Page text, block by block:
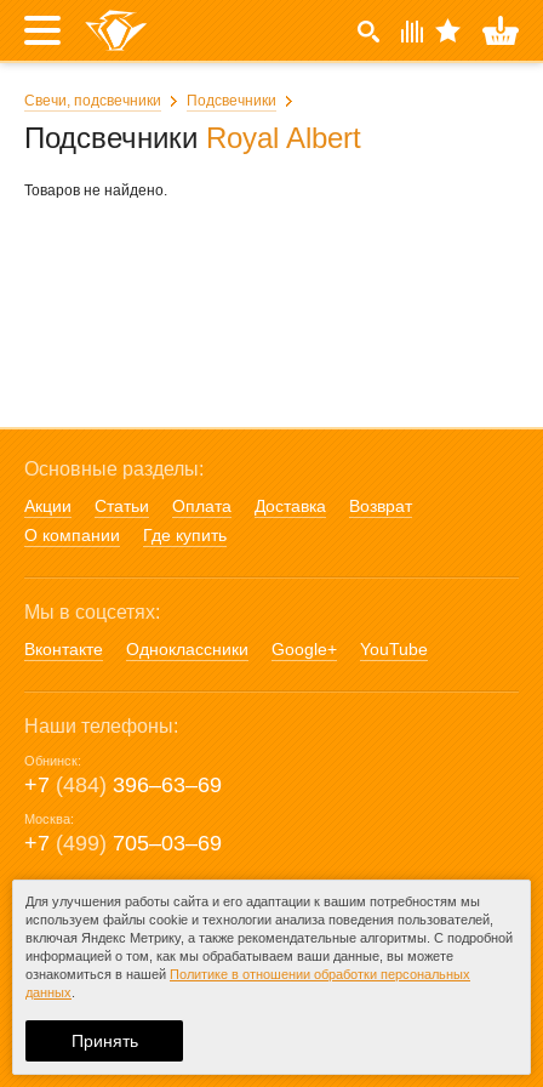
Свечи, подсвечники Подсвечники
Подсвечники Royal Albert
Товаров не найдено.
Основные разделы:
Акции Статьи Оплата Доставка
Возврат
О компании
Где купить
Мы в соцсетях:
Вконтакте Одноклассники Google+ YouTube
Наши телефоны:
Обнинск:
+7 (484) 396‒63‒69
Москва:
+7 (499) 705‒03‒69
E-mail:
mail@posuda40.ru
При любом копировании информации
ссылка на
Для улучшения работы сайта и его адаптации к вашим потребностям мы
используем файлы cookie и технологии анализа поведения пользователей,
включая Яндекс Метрику, а также рекомендательные алгоритмы. С подробной
информацией о том, как мы обрабатываем ваши данные, вы можете
ознакомиться в нашей Политике в отношении обработки персональных
данных
Принять